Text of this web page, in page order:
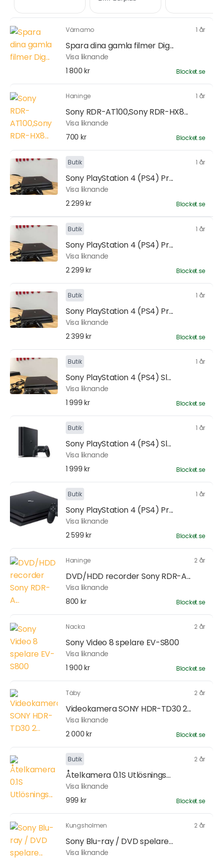
Värnamo 1 år
Spara dina gamla filmer Dig...
Visa liknande
1 800 kr
Blocket.se
Haninge 1 år
Sony RDR-AT100,Sony RDR-HX8...
Visa liknande
700 kr
Blocket.se
Butik 1 år
Sony PlayStation 4 (PS4) Pr...
Visa liknande
2 299 kr
Blocket.se
Butik 1 år
Sony PlayStation 4 (PS4) Pr...
Visa liknande
2 299 kr
Blocket.se
Butik 1 år
Sony PlayStation 4 (PS4) Pr...
Visa liknande
2 399 kr
Blocket.se
Butik 1 år
Sony PlayStation 4 (PS4) Sl...
Visa liknande
1 999 kr
Blocket.se
Butik 1 år
Sony PlayStation 4 (PS4) Sl...
Visa liknande
1 999 kr
Blocket.se
Butik 1 år
Sony PlayStation 4 (PS4) Pr...
Visa liknande
2 599 kr
Blocket.se
Haninge 2 år
DVD/HDD recorder Sony RDR-A...
Visa liknande
800 kr
Blocket.se
Nacka 2 år
Sony Video 8 spelare EV-S800
Visa liknande
1 900 kr
Blocket.se
Täby 2 år
Videokamera SONY HDR-TD30 2...
Visa liknande
2 000 kr
Blocket.se
Butik 2 år
Åtelkamera 0.1S Utlösnings...
Visa liknande
999 kr
Blocket.se
Kungsholmen 2 år
Sony Blu-ray / DVD spelare...
Visa liknande